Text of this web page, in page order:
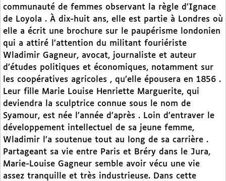
communauté de femmes observant la règle d’Ignace
de Loyola . À dix-huit ans, elle est partie à Londres où
elle a écrit une brochure sur le paupérisme londonien
qui a attiré l’attention du militant fouriériste
Wladimir Gagneur, avocat, journaliste et auteur
d’études politiques et économiques, notamment sur
les coopératives agricoles , qu’elle épousera en 1856 .
Leur fille Marie Louise Henriette Marguerite, qui
deviendra la sculptrice connue sous le nom de
Syamour, est née l’année d’après . Loin d’entraver le
développement intellectuel de sa jeune femme,
Wladimir l’a soutenue tout au long de sa carrière .
Partageant sa vie entre Paris et Bréry dans le Jura,
Marie-Louise Gagneur semble avoir vécu une vie
assez tranquille et très industrieuse. Dans cette